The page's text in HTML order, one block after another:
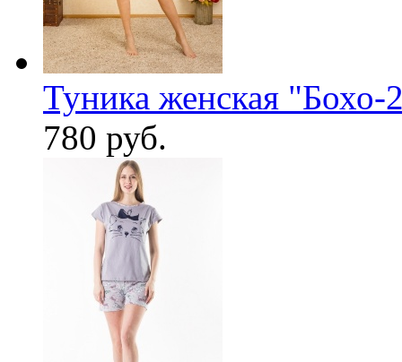
Туника женская
780 руб.